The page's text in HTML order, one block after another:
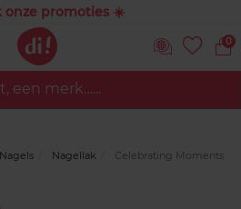
onze promoties ☀️
0
een merk…...
Nagels Nagellak Celebrating Moments